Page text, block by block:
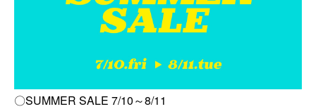
〇SUMMER SALE 7/10～8/11